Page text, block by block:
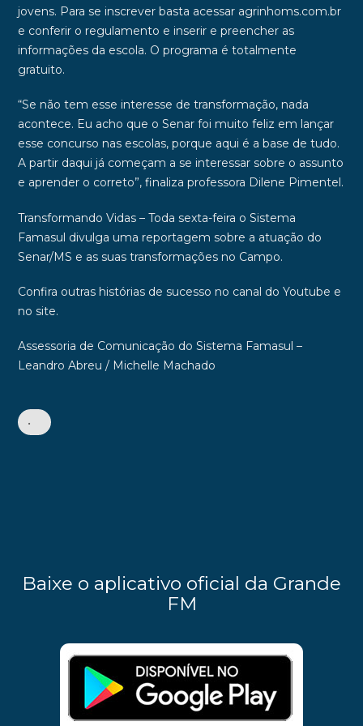
jovens. Para se inscrever basta acessar agrinhoms.com.br
e conferir o regulamento e inserir e preencher as
informações da escola. O programa é totalmente
gratuito.
“Se não tem esse interesse de transformação, nada
acontece. Eu acho que o Senar foi muito feliz em lançar
esse concurso nas escolas, porque aqui é a base de tudo.
A partir daqui já começam a se interessar sobre o assunto
e aprender o correto”, finaliza professora Dilene Pimentel.
Transformando Vidas– Toda sexta-feira o Sistema
Famasul divulga uma reportagem sobre a atuação do
Senar/MS e as suas transformações no Campo.
Confira outras histórias de sucesso no canal do Youtube e
no site.
Assessoria de Comunicação do Sistema Famasul –
Leandro Abreu / Michelle Machado
•
Baixe o aplicativo oficial da Grande
FM